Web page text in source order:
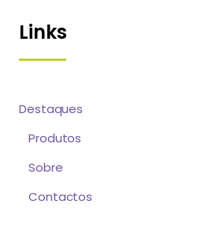
Links
Destaques
Produtos
Sobre
Contactos